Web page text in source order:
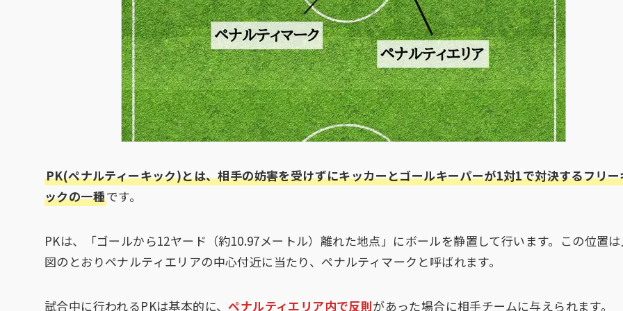
PK(ペナルティーキック)とは、相手の妨害を受けずにキッカーとゴールキーパーが1対1で対決するフリー
ックの一種です。
PKは、「ゴールから12ヤード（約10.97メートル）離れた地点」にボールを静置して行います。この位置
図のとおりペナルティエリアの中心付近に当たり、ペナルティマークと呼ばれます。
試合中に行われるPKは基本的に、ペナルティエリア内で反則があった場合に相手チームに与えられます。